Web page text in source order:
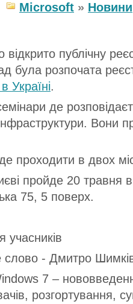
Microsoft » Новини
відкрито публічну
була розпочата
Україні.
де
Вони
проходити в двох
пройде 20 травня
75, 5 поверх.
учасників
слово - Дмитро
7 –
розгортування,